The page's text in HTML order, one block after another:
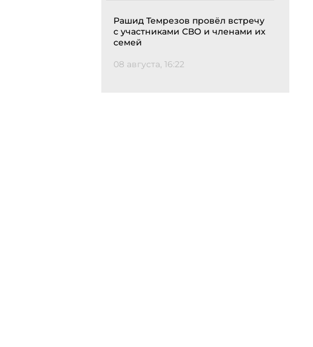
Рашид Темрезов провёл встречу
с участниками СВО и членами их
семей
08 августа, 16:22